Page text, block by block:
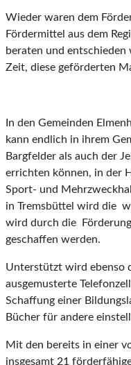
Wieder waren dem
Fördermittel aus dem
beraten und
Zeit, diese geförderten
In den Gemeinden
kann endlich in ihrem
Bargfelder als auch der
errichten können, in der
Sport- und
in Tremsbüttel wird die
wird durch die
geschaffen werden.
Unterstützt wird ebenso
ausgemusterte
Schaffung einer
Bücher für andere
Mit den bereits in einer
insgesamt 21